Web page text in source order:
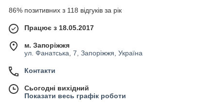
86% позитивних з 118 відгуків за рік
Працює з 18.05.2017
м. Запоріжжя
ул. Фанатська, 7, Запоріжжя, Україна
Контакти
Сьогодні вихідний
Показати весь графік роботи